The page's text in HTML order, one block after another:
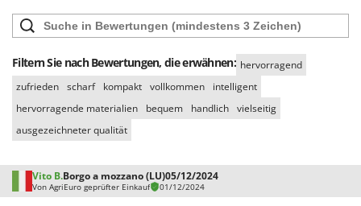
Stäubegeräte für Traktor
T
Teppichreiniger und Teppichbodenreiniger
Thermische und mechanische Unkrautbrenner
Tomatenpressen
Tragbare Powerstationen
Traktor-Heckenscheren mit Ausleger
Infaco
Intec
Intex
Iseki
Italyco
ITM
J JOLLY ITALIA
Filtern Sie nach Bewertungen, die erwähnen: hervorragend
zufrieden scharf kompakt vollkommen
intelligent
hervorragende materialien
bequem handlich vielseitig
ausgezeichneter qualität
Vito B.Borgo a mozzano (LU)05/12/2024
Von AgriEuro geprüfter Einkauf 01/12/2024